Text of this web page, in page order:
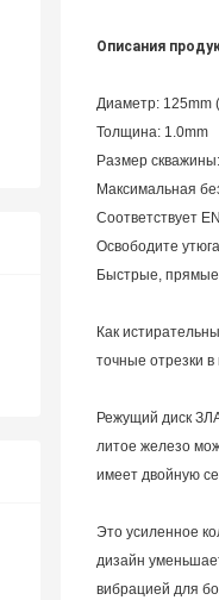
Описания
Диаметр: 125mm
Толщина: 1.0mm
Размер
Максимальная
Соответствует
Освободите
Быстрые,
Как
точные отрезки
Режущий диск
литое железо
имеет двойную
Это усиленное
дизайн
вибрацией для